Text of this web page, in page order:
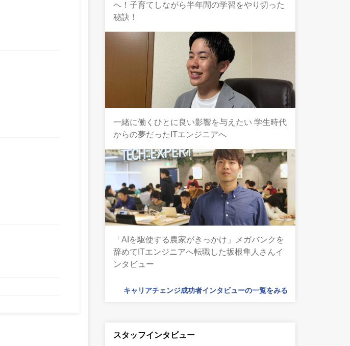
へ！子育てしながら半年間の学習をやり切った
秘訣！
一緒に働くひとに良い影響を与えたい 学生時代
からの夢だったITエンジニアへ
「AIを駆使する農家がきっかけ」メガバンクを
辞めてITエンジニアへ転職した坂根隼人さんイ
ンタビュー
キャリアチェンジ成功者インタビューの一覧をみる
スタッフインタビュー